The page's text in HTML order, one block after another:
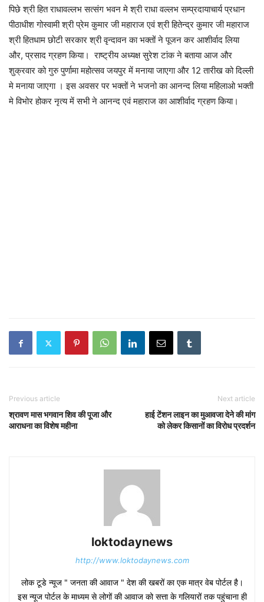
पिछे श्री हित राधावल्लभ सत्संग भवन मे श्री राधा वल्लभ सम्प्रदायाचार्य प्रधान
पीठाधीश गोस्वामी श्री प्रेम कुमार जी महाराज एवं श्री हितेन्द्र कुमार जी महाराज
श्री हितधाम छोटी सरकार श्री वृन्दावन का भक्तों ने पूजन कर आशीर्वाद लिया
और, प्रसाद ग्रहण किया। राष्ट्रीय अध्यक्ष सुरेश टांक ने बताया आज और
शुक्रवार को गुरु पुर्णामा महोत्सव जयपुर में मनाया जाएगा और 12 तारीख को दिल्ली
मे मनाया जाएगा । इस अवसर पर भक्तों ने भजनो का आनन्द लिया महिलाओ भक्ती
मे विभोर होकर नृत्य में सभी ने आनन्द एवं महाराज का आशीर्वाद ग्रहण किया।
Previous article
श्रावण मास भगवान शिव की पूजा और
आराधना का विशेष महीना
Next article
हाई टेंशन लाइन का मुआवजा देने की मांग
को लेकर किसानों का विरोध प्रदर्शन
loktodaynews
http://www.loktodaynews.com
लोक टूडे न्यूज " जनता की आवाज " देश की खबरों का एक मात्र वेब पोर्टल है।
इस न्यूज पोर्टल के माध्यम से लोगों की आवाज को सत्ता के गलियारों तक पहुंचाना ही